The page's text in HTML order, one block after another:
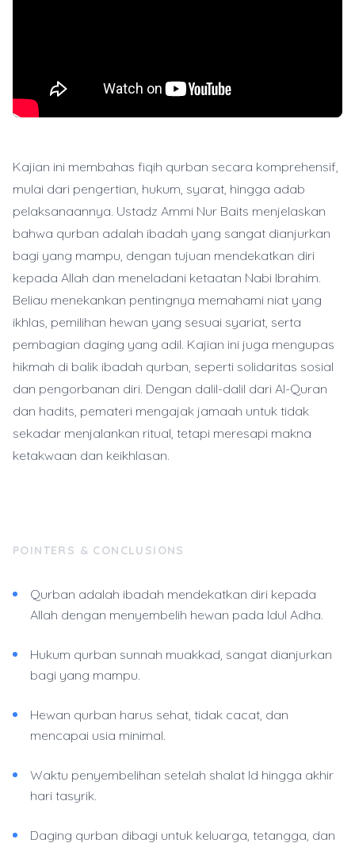
Kajian ini membahas fiqih qurban secara komprehensif,
mulai dari pengertian, hukum, syarat, hingga adab
pelaksanaannya. Ustadz Ammi Nur Baits menjelaskan
bahwa qurban adalah ibadah yang sangat dianjurkan
bagi yang mampu, dengan tujuan mendekatkan diri
kepada Allah dan meneladani ketaatan Nabi Ibrahim.
Beliau menekankan pentingnya memahami niat yang
ikhlas, pemilihan hewan yang sesuai syariat, serta
pembagian daging yang adil. Kajian ini juga mengupas
hikmah di balik ibadah qurban, seperti solidaritas sosial
dan pengorbanan diri. Dengan dalil-dalil dari Al-Quran
dan hadits, pemateri mengajak jamaah untuk tidak
sekadar menjalankan ritual, tetapi meresapi makna
ketakwaan dan keikhlasan.
POINTERS & CONCLUSIONS
Qurban adalah ibadah mendekatkan diri kepada
Allah dengan menyembelih hewan pada Idul Adha.
Hukum qurban sunnah muakkad, sangat dianjurkan
bagi yang mampu.
Hewan qurban harus sehat, tidak cacat, dan
mencapai usia minimal.
Waktu penyembelihan setelah shalat Id hingga akhir
hari tasyrik.
Daging qurban dibagi untuk keluarga, tetangga, dan